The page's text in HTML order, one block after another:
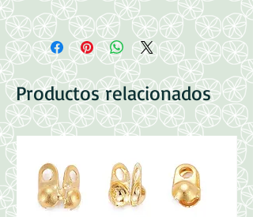
Medidas: 7.5x6x6.8mm
Perforacion 1mm
90pzas aprox (68.2cm)
Productos relacionados